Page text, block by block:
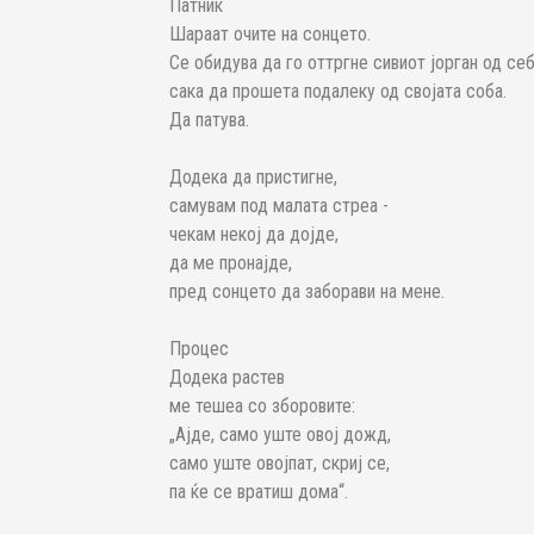
Патник
Шараат очите на сонцето.
Се обидува да го оттргне сивиот јорган од
сака да прошета подалеку од својата соба.
Да патува.
Додека да пристигне,
самувам под малата стреа -
чекам некој да дојде,
да ме пронајде,
пред сонцето да заборави на мене.
Процес
Додека растев
ме тешеа со зборовите:
„Ајде, само уште овој дожд,
само уште овојпат, скриј се,
па ќе се вратиш дома“.